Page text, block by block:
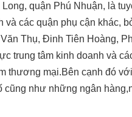
quận Phú Nhuận, là
và các quận phụ cận khác,
Thụ, Đinh Tiên Hoàng,
trung tâm kinh doanh và
thương mại.Bên cạnh đó
cũng như những ngân